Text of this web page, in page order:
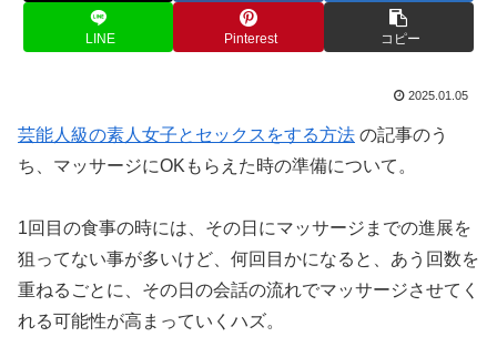
LINE Pinterest コピー
2025.01.05
芸能人級の素人女子とセックスをする方法 の記事のう
ち、マッサージにOKもらえた時の準備について。
1回目の食事の時には、その日にマッサージまでの進展を
狙ってない事が多いけど、何回目かになると、あう回数を
重ねるごとに、その日の会話の流れでマッサージさせてく
れる可能性が高まっていくハズ。